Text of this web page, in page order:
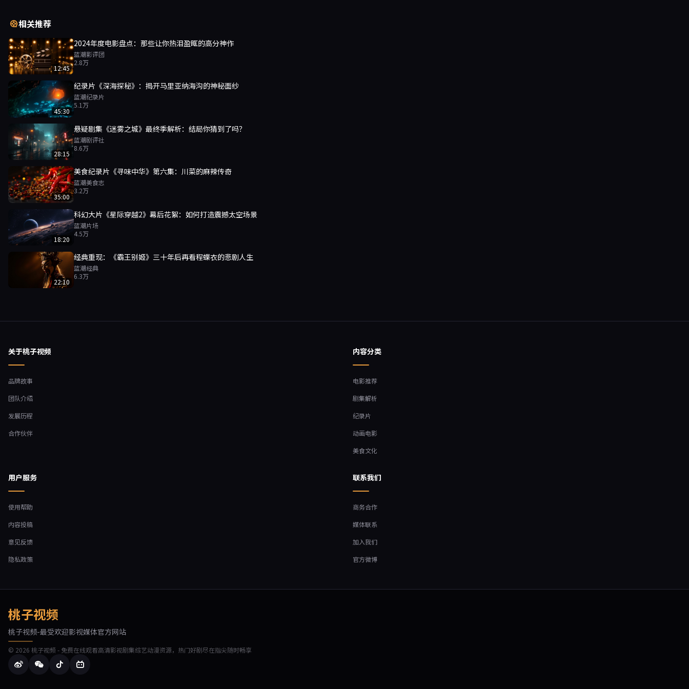
相关推荐
12:45
2024年度电影盘点：那些让你热泪盈眶的高分神作
蓝潮影评团
2.8万
45:30
纪录片《深海探秘》：揭开马里亚纳海沟的神秘面纱
蓝潮纪录片
5.1万
28:15
悬疑剧集《迷雾之城》最终季解析：结局你猜到了吗？
蓝潮剧评社
8.6万
35:00
美食纪录片《寻味中华》第六集：川菜的麻辣传奇
蓝潮美食志
3.2万
18:20
科幻大片《星际穿越2》幕后花絮：如何打造震撼太空场景
蓝潮片场
4.5万
22:10
经典重现：《霸王别姬》三十年后再看程蝶衣的悲剧人生
蓝潮经典
6.3万
关于桃子视频
品牌故事
团队介绍
发展历程
合作伙伴
内容分类
电影推荐
剧集解析
纪录片
动画电影
美食文化
用户服务
使用帮助
内容投稿
意见反馈
隐私政策
联系我们
商务合作
媒体联系
加入我们
官方微博
桃子视频
桃子视频-最受欢迎影视媒体官方网站
© 2026 桃子视频 - 免费在线观看高清影视剧集综艺动漫资源，热门好剧尽在指尖随时畅享